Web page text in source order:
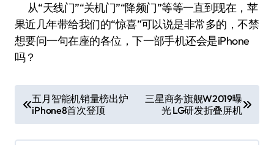
从“天线门”“关机门”“降频门”等等一直到现在，苹
果近几年带给我们的“惊喜”可以说是非常多的，不禁
想要问一句在座的各位，下一部手机还会是iPhone
吗？
章
导
五月智能机销量榜出炉
iPhone8首次登顶
三星商务旗舰W2019曝
光 LG研发折叠屏机